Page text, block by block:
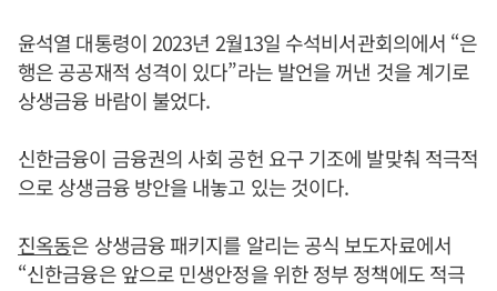
윤석열 대통령이 2023년 2월13일 수석비서관회의에서 “은
행은 공공재적 성격이 있다”라는 발언을 꺼낸 것을 계기로
상생금융 바람이 불었다.
신한금융이 금융권의 사회 공헌 요구 기조에 발맞춰 적극적
으로 상생금융 방안을 내놓고 있는 것이다.
진옥동은 상생금융 패키지를 알리는 공식 보도자료에서
“신한금융은 앞으로 민생안정을 위한 정부 정책에도 적극